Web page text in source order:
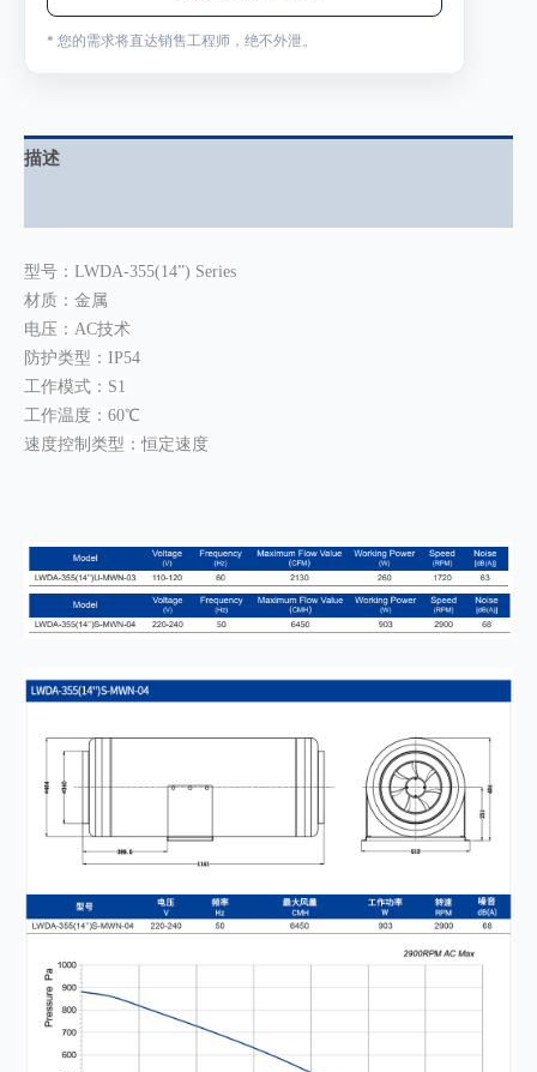
* 您的需求将直达销售工程师，绝不外泄。
描述
型号：LWDA-355(14”) Series
材质：金属
电压：AC技术
防护类型：IP54
工作模式：S1
工作温度：60℃
速度控制类型：恒定速度